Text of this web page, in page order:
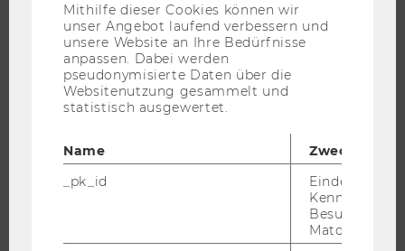
CAMPUS
EVENTS ARCHIV
Mithilfe dieser Cookies können wir
unser Angebot laufend verbessern und
unsere Website an Ihre Bedürfnisse
anpassen. Dabei werden
pseudonymisierte Daten über die
Websitenutzung gesammelt und
statistisch ausgewertet.
Name
Zweck
_pk_id
Eindeutige
Besuchers
Matomo.